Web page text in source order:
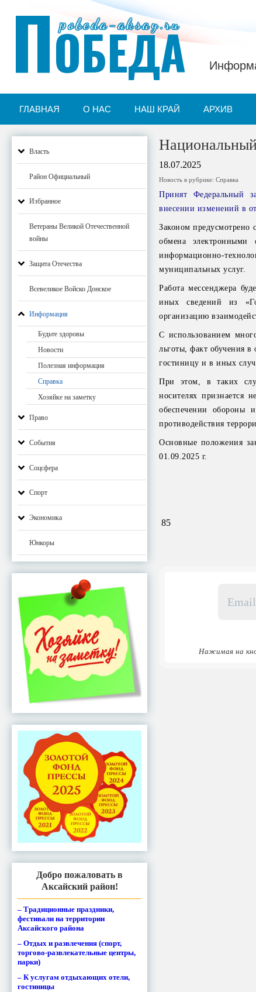
pobeda-aksay.ru
ПОБЕДА
ГЛАВНАЯ О НАС НАШ КРАЙ АРХИВ
Власть
Район Официальный
Избранное
Ветераны Великой Отечественной
войны
Защита Отечества
Всевеликое Войско Донское
Информация
Будьте здоровы
Новости
Полезная информация
Справка
Хозяйке на заметку
Право
События
Соцсфера
Спорт
Экономика
Юнкоры
Добро пожаловать в
Аксайский район!
– Традиционные праздники,
фестивали на территории
Аксайского района
– Отдых и развлечения (спорт,
торгово-развлекательные центры,
парки)
– К услугам отдыхающих отели,
гостиницы
18.07.2025
Новость в рубрике:Справка
Принят Федеральный
внесении изменений в
Законом предусмотрено
обмена электронными
информационно-
муниципальных услуг.
Работа мессенджера
иных сведений из
организацию
С использованием
льготы, факт обучения в
гостиницу и в иных
При этом, в таких
носителях признается
обеспечении обороны и
противодействия
Основные положения
01.09.2025 г.
85
адрес
Нажимая на